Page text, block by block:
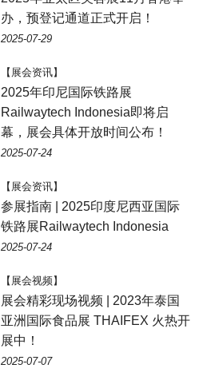
办，预登记通道正式开启！
2025-07-29
【展会资讯】
2025年印尼国际铁路展
Railwaytech Indonesia即将启
幕，展会具体开放时间公布！
2025-07-24
【展会资讯】
参展指南 | 2025印度尼西亚国际
铁路展Railwaytech Indonesia
2025-07-24
【展会视频】
展会精彩现场视频 | 2023年泰国
亚洲国际食品展 THAIFEX 火热开
展中！
2025-07-07